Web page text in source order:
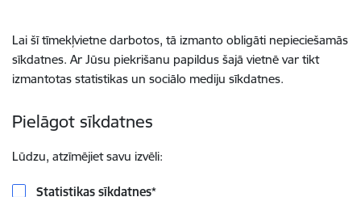
Lai šī tīmekļvietne darbotos, tā izmanto obligāti nepieciešamās
sīkdatnes. Ar Jūsu piekrišanu papildus šajā vietnē var tikt
izmantotas statistikas un sociālo mediju sīkdatnes.
Pielāgot sīkdatnes
Lūdzu, atzīmējiet savu izvēli:
Statistikas sīkdatnes*